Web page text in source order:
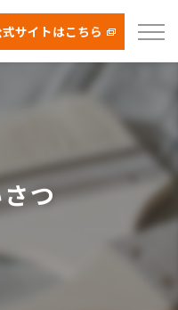
サイトはこちら
つ